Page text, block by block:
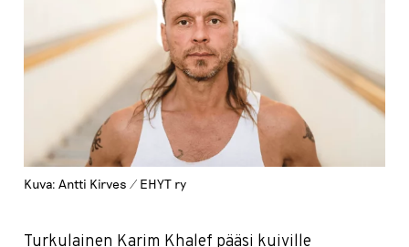
Kuva: Antti Kirves / EHYT ry
Turkulainen Karim Khalef pääsi kuiville